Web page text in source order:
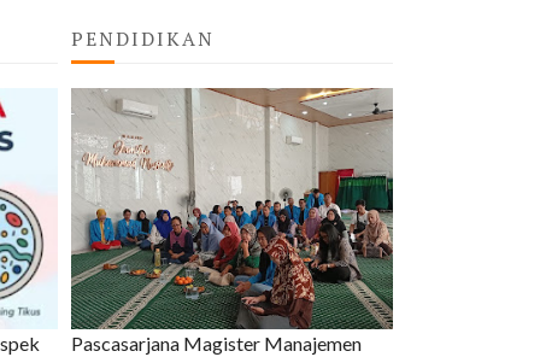
PENDIDIKAN
Pascasarjana Magister Manajemen